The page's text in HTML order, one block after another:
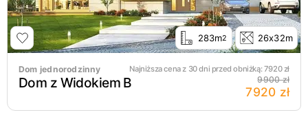
283m2 26x32m
Dom jednorodzinny Najniższa cena z 30 dni przed obniżką:7920zł
Dom z Widokiem B 9900 zł
7920 zł